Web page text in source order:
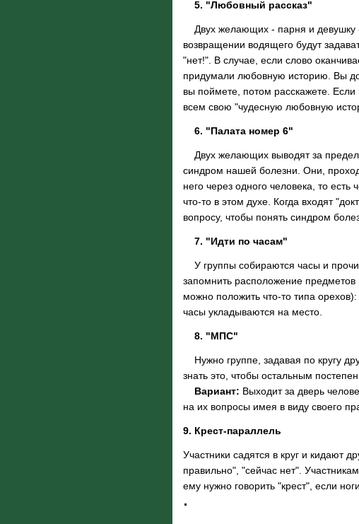
5. "Любовный рассказ"
Двух желающих - парня и девушку
возвращении водящего будут
"нет!". В случае, если слово
придумали любовную историю. Вы
вы поймете, потом расскажете.
всем свою "чудесную любовную
6. "Палата номер 6"
Двух желающих выводят за
синдром нашей болезни. Они,
него через одного человека, то
что-то в этом духе. Когда входят
вопросу, чтобы понять синдром
7. "Идти по часам"
У группы собираются часы и
запомнить расположение
можно положить что-то типа
часы укладываются на место.
8. "МПС"
Нужно группе, задавая по кругу
знать это, чтобы остальным
Вариант: Выходит за дверь
на их вопросы имея в виду своего
9. Крест-параллель
Участники садятся в круг и кидают
правильно", "сейчас нет".
ему нужно говорить "крест", если